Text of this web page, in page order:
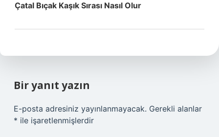
Çatal Bıçak Kaşık Sırası Nasıl Olur
Bir yanıt yazın
E-posta adresiniz yayınlanmayacak. Gerekli alanlar
* ile işaretlenmişlerdir